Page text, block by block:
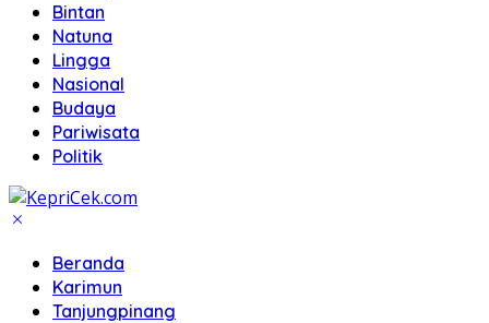
Bintan
Natuna
Lingga
Nasional
Budaya
Pariwisata
Politik
Beranda
Karimun
Tanjungpinang